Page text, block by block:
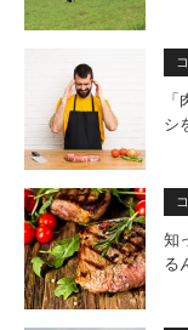
シ
知
る